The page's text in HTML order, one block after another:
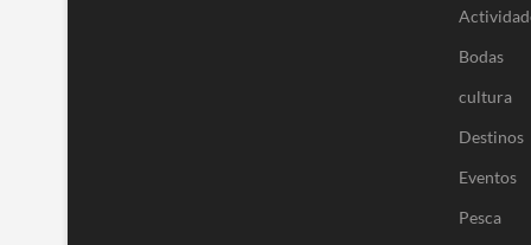
Bodas
cultura
Destinos
Eventos
Pesca